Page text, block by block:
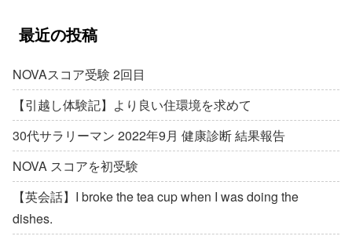
最近の投稿
NOVAスコア受験 2回目
【引越し体験記】より良い住環境を求めて
30代サラリーマン 2022年9月 健康診断 結果報告
NOVA スコアを初受験
【英会話】I broke the tea cup when I was doing the
dishes.